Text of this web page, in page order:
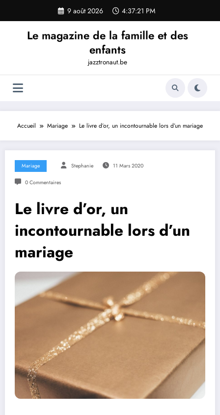
contenu
9 août 2026 4:37:22 PM
Le magazine de la famille et des
enfants
jazztronaut.be
Accueil Mariage Le livre d’or, un incontournable lors d’un mariage
Mariage Stephanie 11 Mars 2020
0 Commentaires
Le livre d’or, un
incontournable lors d’un
mariage